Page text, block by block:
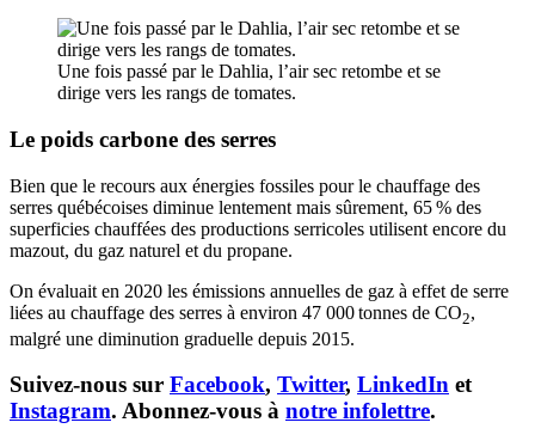
Une fois passé par le Dahlia, l’air sec retombe et se
dirige vers les rangs de tomates.
Le poids carbone des serres
Bien que le recours aux énergies fossiles pour le chauffage des
serres québécoises diminue lentement mais sûrement, ​​​​​​65 % des
superficies chauffées des productions serricoles utilisent encore du
mazout, du gaz naturel et du propane.
On évaluait en 2020 les émissions annuelles de gaz à effet de serre
liées au chauffage des serres à environ 47 000 tonnes de CO2,
malgré une diminution graduelle depuis 2015.
Suivez-nous sur Facebook, Twitter, LinkedIn et
Instagram. Abonnez-vous à notre infolettre.